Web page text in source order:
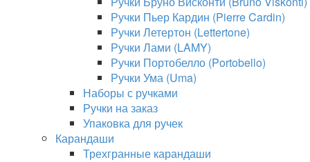
Ручки Пьер Кардин (Pierre Cardin)
Ручки Летертон (Lettertone)
Ручки Лами (LAMY)
Ручки Портобелло (Portobello)
Ручки Ума (Uma)
Наборы с ручками
Ручки на заказ
Упаковка для ручек
Карандаши
Трехгранные карандаши